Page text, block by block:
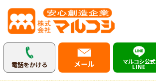
電話をかける メール マルコシ公式
LINE